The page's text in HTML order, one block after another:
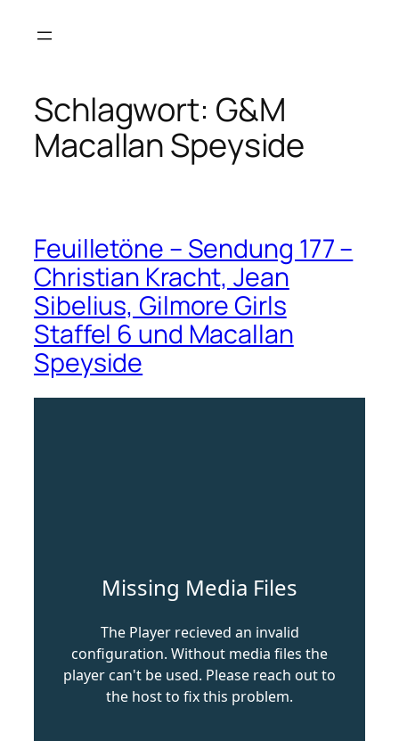
Inhalt
Schlagwort: G&M
Macallan Speyside
Feuilletöne – Sendung 177 –
Christian Kracht, Jean
Sibelius, Gilmore Girls
Staffel 6 und Macallan
Speyside